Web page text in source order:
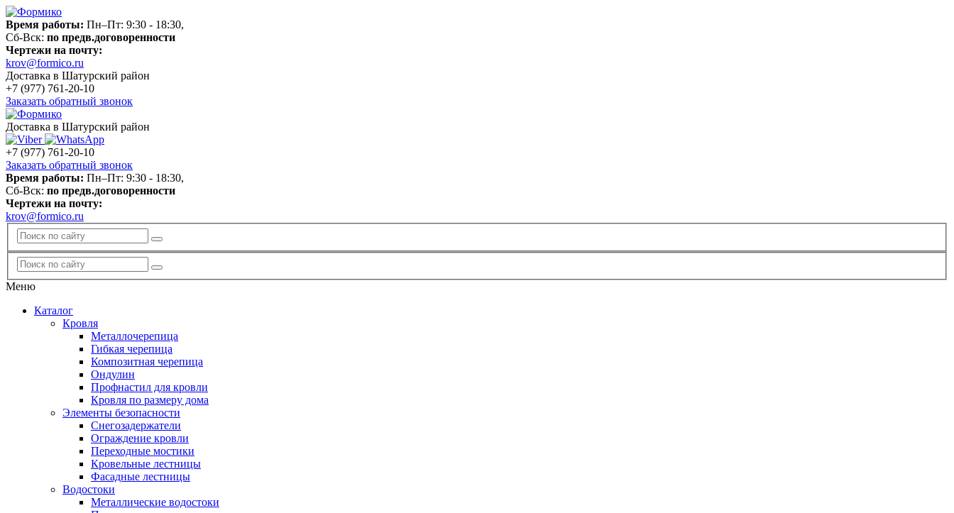
Время работы: Пн–Пт: 9:30 - 18:30,
Сб-Вск: по предв.договоренности
Чертежи на почту:
krov@formico.ru
Доставка в Шатурский район
+7 (977) 761-20-10
Заказать обратный звонок
Доставка в Шатурский район
+7 (977) 761-20-10
Заказать обратный звонок
Время работы: Пн–Пт: 9:30 - 18:30,
Сб-Вск: по предв.договоренности
Чертежи на почту:
krov@formico.ru
Меню
Каталог
Кровля
Металлочерепица
Гибкая черепица
Композитная черепица
Ондулин
Профнастил для кровли
Кровля по размеру дома
Элементы безопасности
Снегозадержатели
Ограждение кровли
Переходные мостики
Кровельные лестницы
Фасадные лестницы
Водостоки
Металлические водостоки